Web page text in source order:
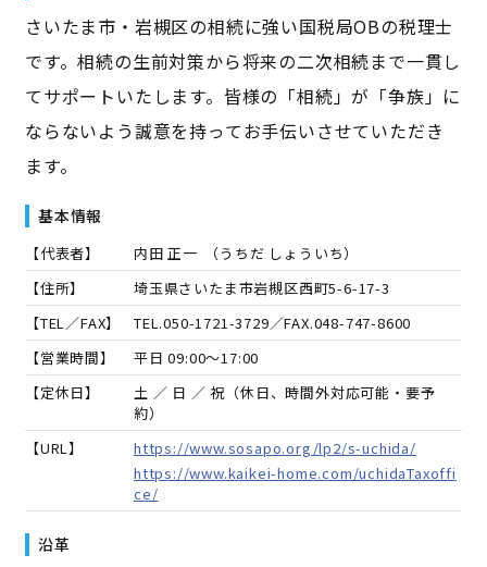
さいたま市・岩槻区の相続に強い国税局OBの税理士
です。相続の生前対策から将来の二次相続まで一貫し
てサポートいたします。皆様の「相続」が「争族」に
ならないよう誠意を持ってお手伝いさせていただき
ます。
基本情報
【代表者】 内田 正一 （うちだ しょういち）
【住所】
埼玉県さいたま市岩槻区西町5-6-17-3
【TEL／FAX】
TEL.050-1721-3729／FAX.048-747-8600
【営業時間】
平日 09:00～17:00
【定休日】
土 ／ 日 ／ 祝（休日、時間外対応可能・要予
約）
【URL】
https://www.sosapo.org/lp2/s-uchida/
https://www.kaikei-home.com/uchidaTaxoffi
ce/
沿革